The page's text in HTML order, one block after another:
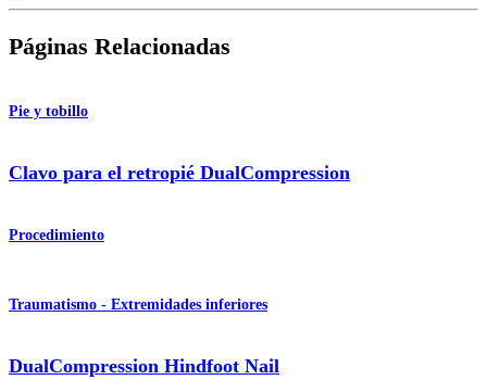
Páginas Relacionadas
Pie y tobillo
Clavo para el retropié DualCompression
Procedimiento
Traumatismo - Extremidades inferiores
DualCompression Hindfoot Nail